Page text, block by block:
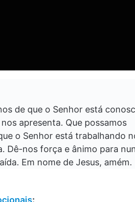
de que o Senhor está
apresenta. Que possamos
o Senhor está trabalhando
Dê-nos força e ânimo para
Em nome de Jesus, amém.
: